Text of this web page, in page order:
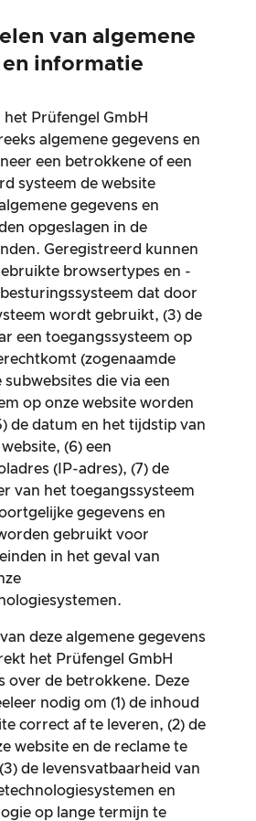
van algemene
informatie
het Prüfengel GmbH
algemene gegevens en
een betrokkene of een
systeem de website
gegevens en
opgeslagen in de
Geregistreerd kunnen
browsertypes en -
dat door
wordt gebruikt, (3) de
een toegangssysteem op
(zogenaamde
subwebsites die via een
op onze website worden
de datum en het tijdstip van
(6) een
(IP-adres), (7) de
van het toegangssysteem
gegevens en
gebruikt voor
in het geval van
deze algemene gegevens
het Prüfengel GmbH
over de betrokkene. Deze
nodig om (1) de inhoud
correct af te leveren, (2) de
website en de reclame te
de levensvatbaarheid van
en
op lange termijn te